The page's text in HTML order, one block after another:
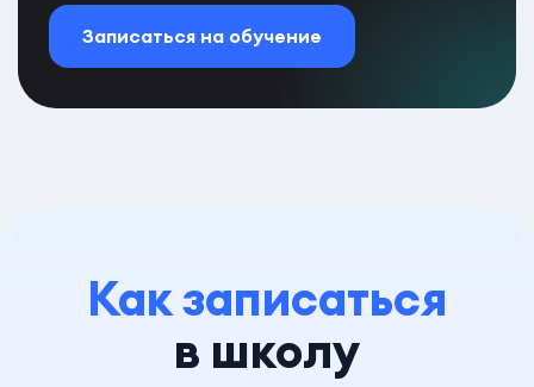
Записаться на обучение
Как записаться
в школу